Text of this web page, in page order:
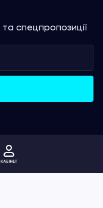
спецпропозиції